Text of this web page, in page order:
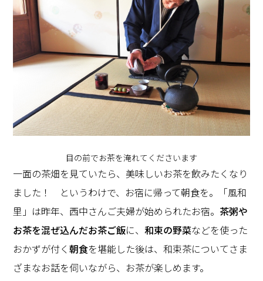
目の前でお茶を淹れてくださいます
一面の茶畑を見ていたら、美味しいお茶を飲みたくなり
ました！ というわけで、お宿に帰って朝食を。「風和
里」は昨年、西中さんご夫婦が始められたお宿。 茶粥や
お茶を混ぜ込んだお茶ご飯に、和束の野菜などを使った
おかずが付く朝食を堪能した後は、和束茶についてさま
ざまなお話を伺いながら、お茶が楽しめます。